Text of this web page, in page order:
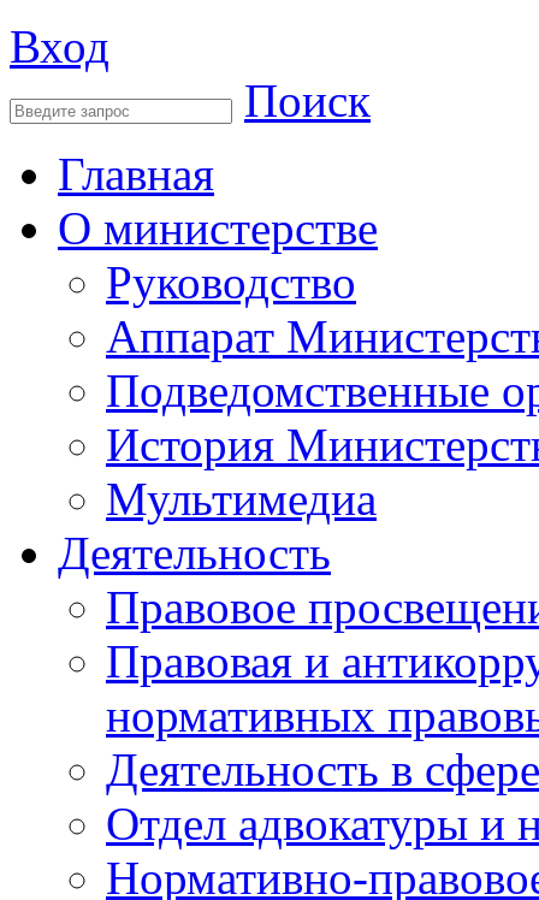
Вход
Поиск
Главная
О министерстве
Руководство
Аппарат
Подведомственные
История
Мультимедиа
Деятельность
Правовое
Правовая и
нормативных
Деятельность в
Отдел адвокатуры и
Нормативно-